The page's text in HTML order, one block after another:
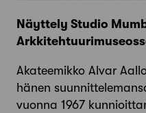
Näyttely Studio
Akateemikko Alvar
hänen
vuonna 1967